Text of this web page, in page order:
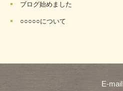
ブログ始めました
○○○○○について
E-mail